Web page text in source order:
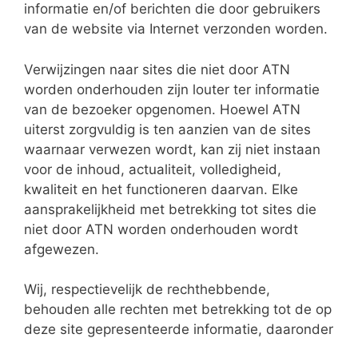
informatie en/of berichten die door gebruikers
van de website via Internet verzonden worden.
Verwijzingen naar sites die niet door ATN
worden onderhouden zijn louter ter informatie
van de bezoeker opgenomen. Hoewel ATN
uiterst zorgvuldig is ten aanzien van de sites
waarnaar verwezen wordt, kan zij niet instaan
voor de inhoud, actualiteit, volledigheid,
kwaliteit en het functioneren daarvan. Elke
aansprakelijkheid met betrekking tot sites die
niet door ATN worden onderhouden wordt
afgewezen.
Wij, respectievelijk de rechthebbende,
behouden alle rechten met betrekking tot de op
deze site gepresenteerde informatie, daaronder